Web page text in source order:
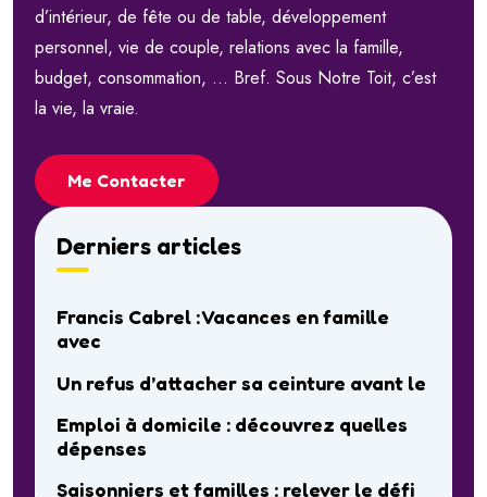
d’intérieur, de fête ou de table, développement
personnel, vie de couple, relations avec la famille,
budget, consommation, … Bref. Sous Notre Toit, c’est
la vie, la vraie.
Me Contacter
Derniers articles
Francis Cabrel : Vacances en famille
avec
Un refus d’attacher sa ceinture avant le
Emploi à domicile : découvrez quelles
dépenses
Saisonniers et familles : relever le défi